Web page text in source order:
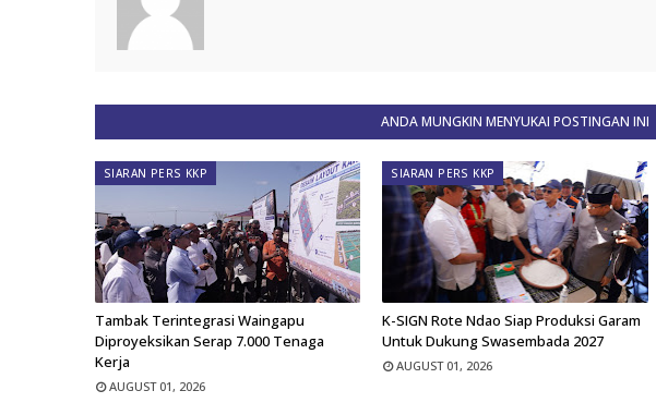
ANDA MUNGKIN MENYUKAI POSTINGAN INI
SIARAN PERS KKP
Tambak Terintegrasi Waingapu
Diproyeksikan Serap 7.000 Tenaga
Kerja
AUGUST 01, 2026
SIARAN PERS KKP
K-SIGN Rote Ndao Siap Produksi Garam
Untuk Dukung Swasembada 2027
AUGUST 01, 2026